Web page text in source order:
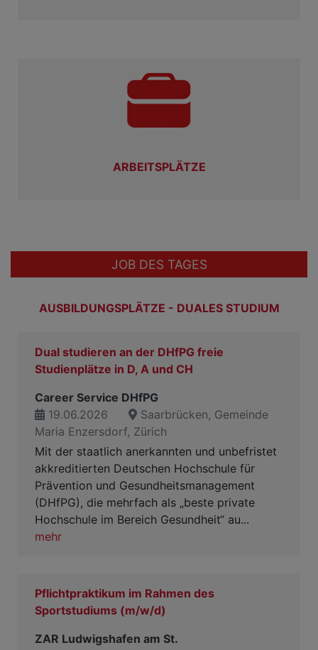
ARBEITSPLÄTZE
JOB DES TAGES
AUSBILDUNGSPLÄTZE - DUALES STUDIUM
Dual studieren an der DHfPG freie
Studienplätze in D, A und CH
Career Service DHfPG
19.06.2026
Saarbrücken, Gemeinde
Maria Enzersdorf, Zürich
Mit der staatlich anerkannten und unbefristet
akkreditierten Deutschen Hochschule für
Prävention und Gesundheitsmanagement
(DHfPG), die mehrfach als „beste private
Hochschule im Bereich Gesundheit“ au...
mehr
Pflichtpraktikum im Rahmen des
Sportstudiums (m/w/d)
ZAR Ludwigshafen am St.